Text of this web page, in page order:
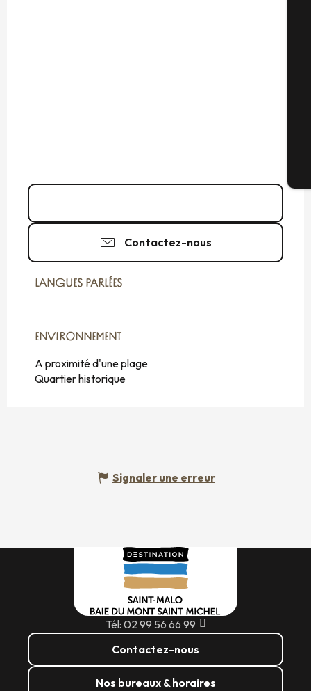
Contactez-nous
LANGUES PARLÉES
LANGUES PARLÉES
ENVIRONNEMENT
ENVIRONNEMENT
A proximité d'une plage
Quartier historique
Signaler une erreur
Tél: 02 99 56 66 99
Contactez-nous
Nos bureaux & horaires